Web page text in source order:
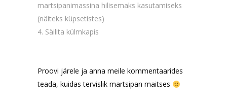
martsipanimassina hilisemaks kasutamiseks
(näiteks küpsetistes)
Säilita külmkapis
Proovi järele ja anna meile kommentaarides
teada, kuidas tervislik martsipan maitses